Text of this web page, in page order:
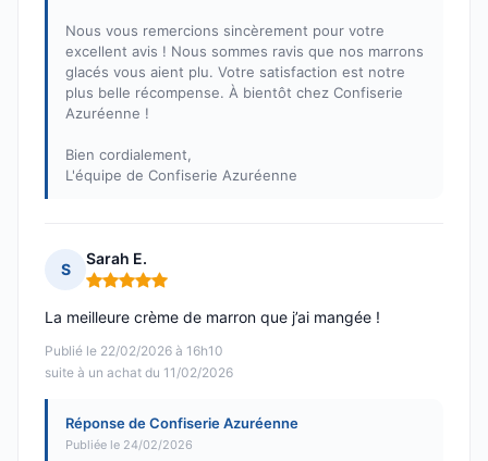
Nous vous remercions sincèrement pour votre
excellent avis ! Nous sommes ravis que nos marrons
glacés vous aient plu. Votre satisfaction est notre
plus belle récompense. À bientôt chez Confiserie
Azuréenne !
Bien cordialement,
L'équipe de Confiserie Azuréenne
S
Sarah E.
Note : 5 sur 5
Publié le 22/02/2026 à 16h10
suite à un achat du 11/02/2026
La meilleure crème de marron que j’ai mangée !
Réponse de Confiserie Azuréenne
Publiée le 24/02/2026